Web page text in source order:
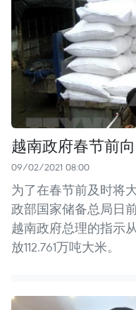
越南政府春节前
09/02/2021 08:00
为了在春节前及时将
政部国家储备总局日
越南政府总理的指示
放112.761万吨大米。